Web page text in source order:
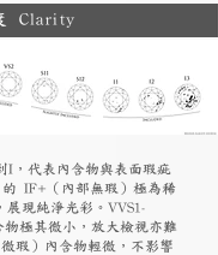
淨度 Clarity
I，代表內含物與表面瑕疵
IF+（內部無瑕）極為稀
現純淨光彩。VVS1-
物極其微小，放大檢視亦難
瑕）內含物輕微，不影響